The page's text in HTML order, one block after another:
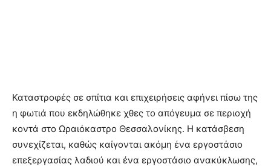
Καταστροφές σε σπίτια και επιχειρήσεις αφήνει πίσω της
η φωτιά που εκδηλώθηκε χθες το απόγευμα σε περιοχή
κοντά στο Ωραιόκαστρο Θεσσαλονίκης. Η κατάσβεση
συνεχίζεται, καθώς καίγονται ακόμη ένα εργοστάσιο
επεξεργασίας λαδιού και ένα εργοστάσιο ανακύκλωσης,